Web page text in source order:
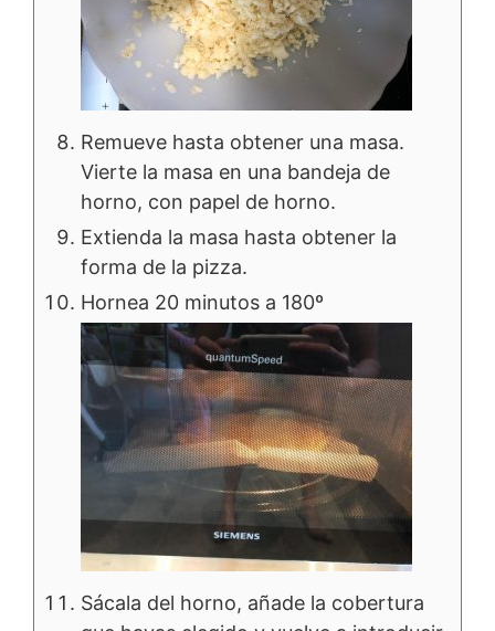
Remueve hasta obtener una masa.
Vierte la masa en una bandeja de
horno, con papel de horno.
Extienda la masa hasta obtener la
forma de la pizza.
Hornea 20 minutos a 180º
Sácala del horno, añade la cobertura